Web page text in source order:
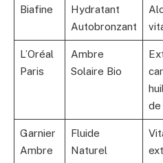
Biafine
Hydratant
Autobronzant
L’Oréal
Paris
Ambre
Solaire Bio
de
Garnier
Ambre
Fluide
Naturel